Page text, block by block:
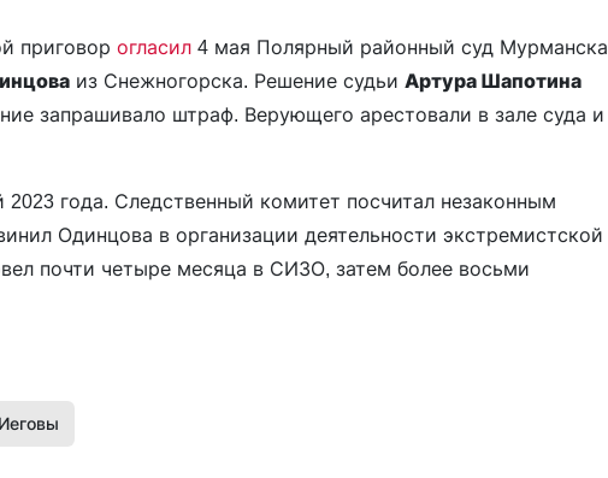
приговор огласил 4 мая Полярный районный суд Мурманска
из Снежногорска. Решение судьи Артура Шапотина
запрашивало штраф. Верующего арестовали в зале суда и
года. Следственный комитет посчитал незаконным
Одинцова в организации деятельности экстремистской
почти четыре месяца в СИЗО, затем более восьми